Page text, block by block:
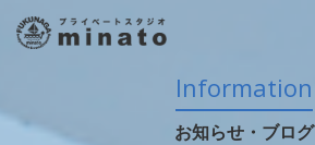
Information
お知らせ・ブログ